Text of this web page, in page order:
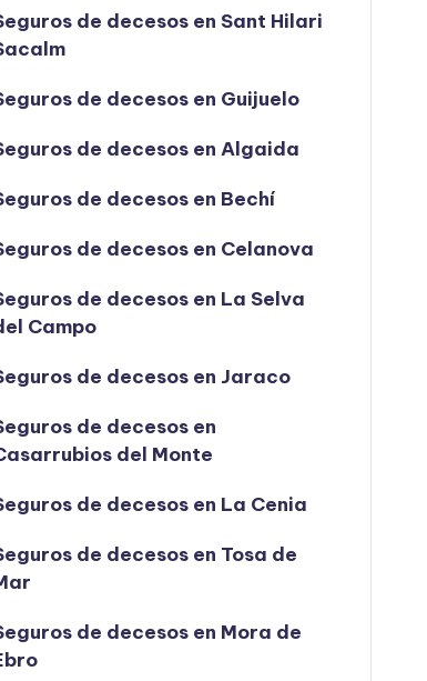
de decesos en Sant Hilari
de decesos en Guijuelo
de decesos en Algaida
de decesos en Bechí
de decesos en Celanova
de decesos en La Selva
Campo
de decesos en Jaraco
de decesos en
del Monte
de decesos en La Cenia
de decesos en Tosa de
de decesos en Mora de